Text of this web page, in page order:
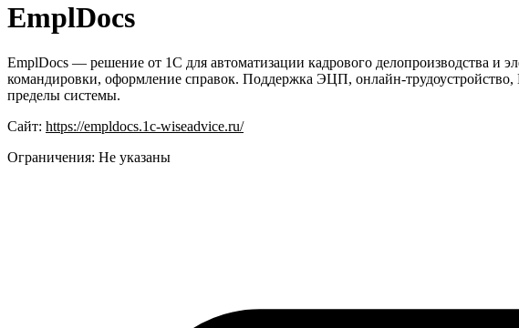
EmplDocs
EmplDocs — решение от 1С для автоматизации кадрового делопроизводства и
командировки, оформление справок. Поддержка ЭЦП, онлайн-
пределы системы.
Сайт: https://empldocs.1c-wiseadvice.ru/
Ограничения: Не указаны